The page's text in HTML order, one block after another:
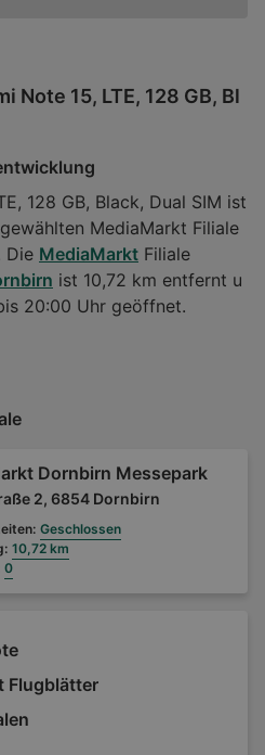
Note 15, LTE, 128 GB, Bl
128 GB, Black, Dual SIM ist
MediaMarkt Filiale
Die MediaMarkt Filiale
ist 10,72 km entfernt u
20:00 Uhr geöffnet.
Dornbirn Messepark
2, 6854 Dornbirn
Geschlossen
10,72 km
0
Flugblätter